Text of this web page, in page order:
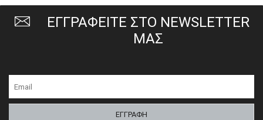
ΕΓΓΡΑΦΕΙΤΕ ΣΤΟ NEWSLETTER
ΜΑΣ